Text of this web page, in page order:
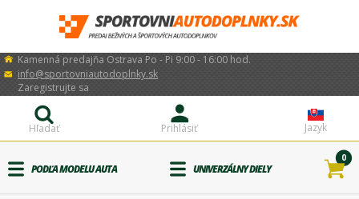
Kamenná predajňa Ostrava Po - Pi 9:00 - 16:00 hod.
info@sportovniautodoplnky.sk
Jazyk
Prihlásiť
Zaregistrujte sa
Hľadať
PODĽA MODELU AUTA UNIVERZÁLNY DIELY
0